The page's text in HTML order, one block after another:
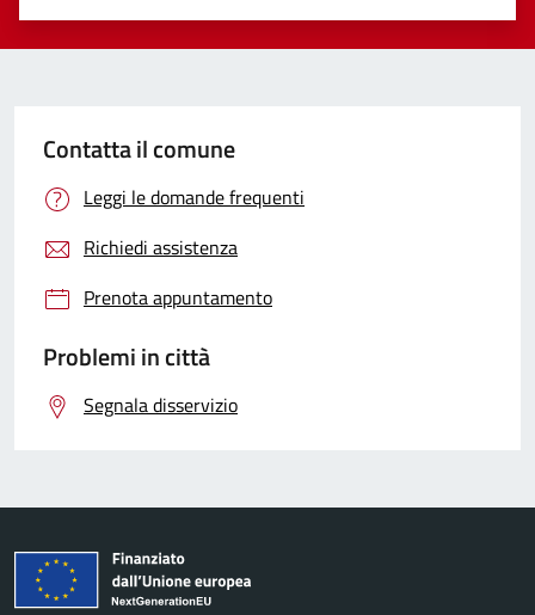
Valuta 5 stelle su 5
Valuta 4 stelle su 5
Valuta 3 stelle su 5
Valuta 2 stelle su 5
Valuta 1 stelle su 5
Contatta il comune
Leggi le domande frequenti
Richiedi assistenza
Prenota appuntamento
Problemi in città
Segnala disservizio